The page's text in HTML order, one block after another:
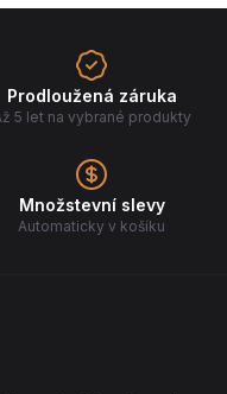
Prodloužená záruka
5 let na vybrané produkty
Množstevní slevy
Automaticky v košíku